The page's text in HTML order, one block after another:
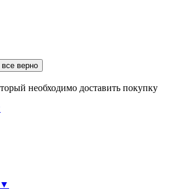
верно
необходимо доставить покупку
▼